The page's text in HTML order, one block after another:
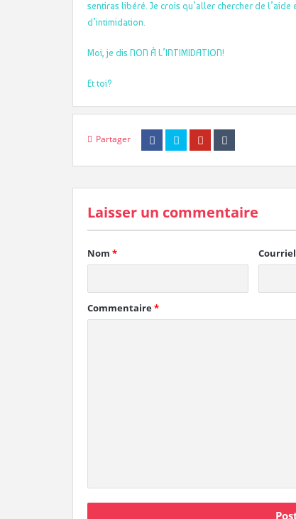
sentiras libéré. Je crois qu’aller chercher de
d’intimidation.
Moi, je dis NON À L’INTIMIDATION!
Et toi?
Partager
Laisser un commentaire
Nom * Courriel
Commentaire*